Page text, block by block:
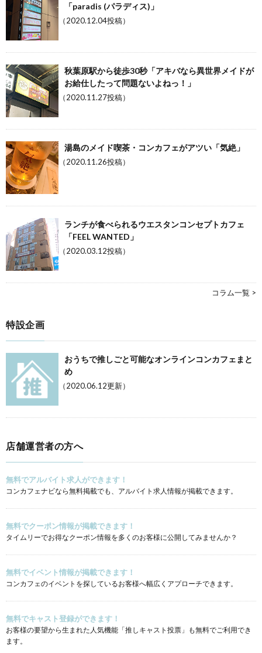
「paradis (パラディス)」
（2020.12.04投稿）
秋葉原駅から徒歩30秒「アキバなら異世界メイドが
お給仕したって問題ないよねっ！」
（2020.11.27投稿）
湯島のメイド喫茶・コンカフェがアツい「気絶」
（2020.11.26投稿）
ランチが食べられるウエスタンコンセプトカフェ
「FEEL WANTED」
（2020.03.12投稿）
コラム一覧 >
特設企画
おうちで推しごと可能なオンラインコンカフェまと
め
（2020.06.12更新）
店舗運営者の方へ
無料でアルバイト求人ができます！
コンカフェナビなら無料掲載でも、アルバイト求人情報が掲載できます。
無料でクーポン情報が掲載できます！
タイムリーでお得なクーポン情報を多くのお客様に公開してみませんか？
無料でイベント情報が掲載できます！
コンカフェのイベントを探しているお客様へ幅広くアプローチできます。
無料でキャスト登録ができます！
お客様の要望から生まれた人気機能「推しキャスト投票」も無料でご利用でき
ます。